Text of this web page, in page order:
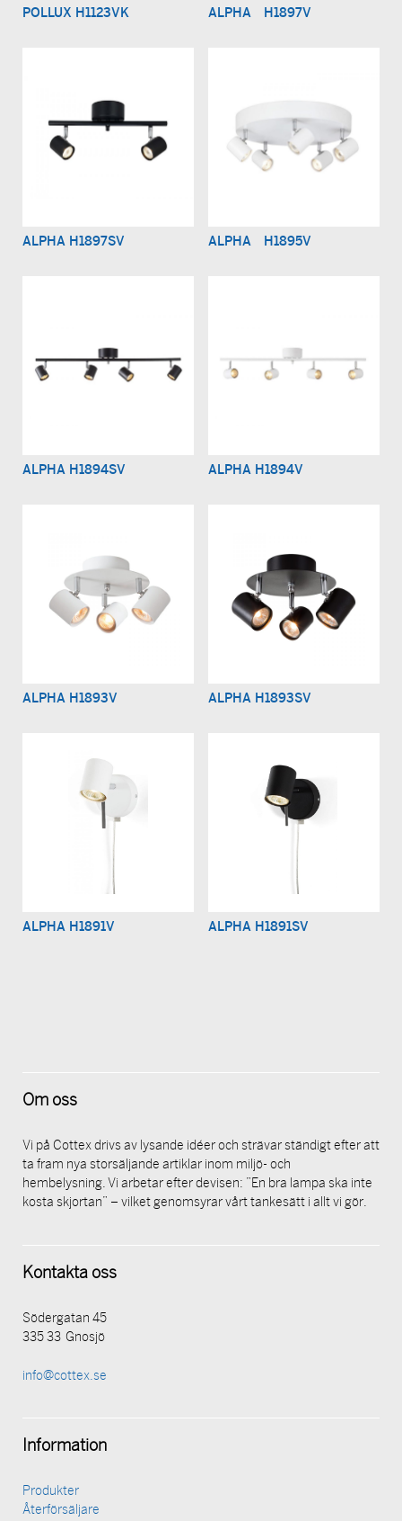
POLLUX H1123VK ALPHA H1897V
ALPHA H1897SV ALPHA H1895V
ALPHA H1894SV ALPHA H1894V
ALPHA H1893V ALPHA H1893SV
ALPHA H1891V ALPHA H1891SV
Om oss
Vi på Cottex drivs av lysande idéer och strävar ständigt efter att
ta fram nya storsäljande artiklar inom miljö- och
hembelysning. Vi arbetar efter devisen: ”En bra lampa ska inte
kosta skjortan” – vilket genomsyrar vårt tankesätt i allt vi gör.
Kontakta oss
Södergatan 45
335 33 Gnosjö
info@cottex.se
Information
Produkter
Återförsäljare